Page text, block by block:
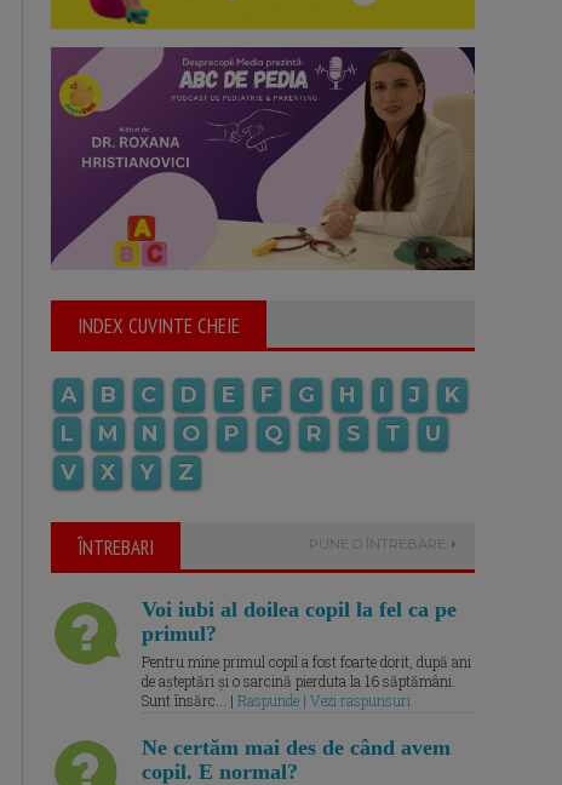
INDEX CUVINTE CHEIE
A B C D E F G H I J
K
L
M N O P Q R S T
U
V
X Y Z
ÎNTREBARI PUNE O ÎNTREBARE
Voi iubi al doilea copil la fel ca pe
primul?
Pentru mine primul copil a fost foarte dorit, după ani
de așteptări și o sarcină pierduta la 16 săptămâni.
Sunt însărc... | Raspunde | Vezi raspunsuri
Ne certăm mai des de când avem
copil. E normal?